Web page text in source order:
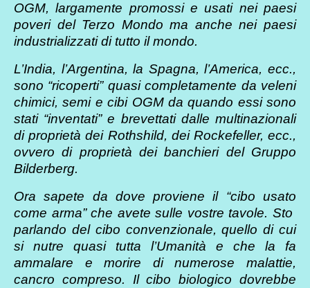
OGM, largamente promossi e usati nei paesi
poveri del Terzo Mondo ma anche nei paesi
industrializzati di tutto il mondo.
L’India, l’Argentina, la Spagna, l’America, ecc.,
sono “ricoperti” quasi completamente da veleni
chimici, semi e cibi OGM da quando essi sono
stati “inventati” e brevettati dalle multinazionali
di proprietà dei Rothshild, dei Rockefeller, ecc.,
ovvero di proprietà dei banchieri del Gruppo
Bilderberg.
Ora sapete da dove proviene il “cibo usato
come arma” che avete sulle vostre tavole. Sto
parlando del cibo convenzionale, quello di cui
si nutre quasi tutta l’Umanità e che la fa
ammalare e morire di numerose malattie,
cancro compreso. Il cibo biologico dovrebbe